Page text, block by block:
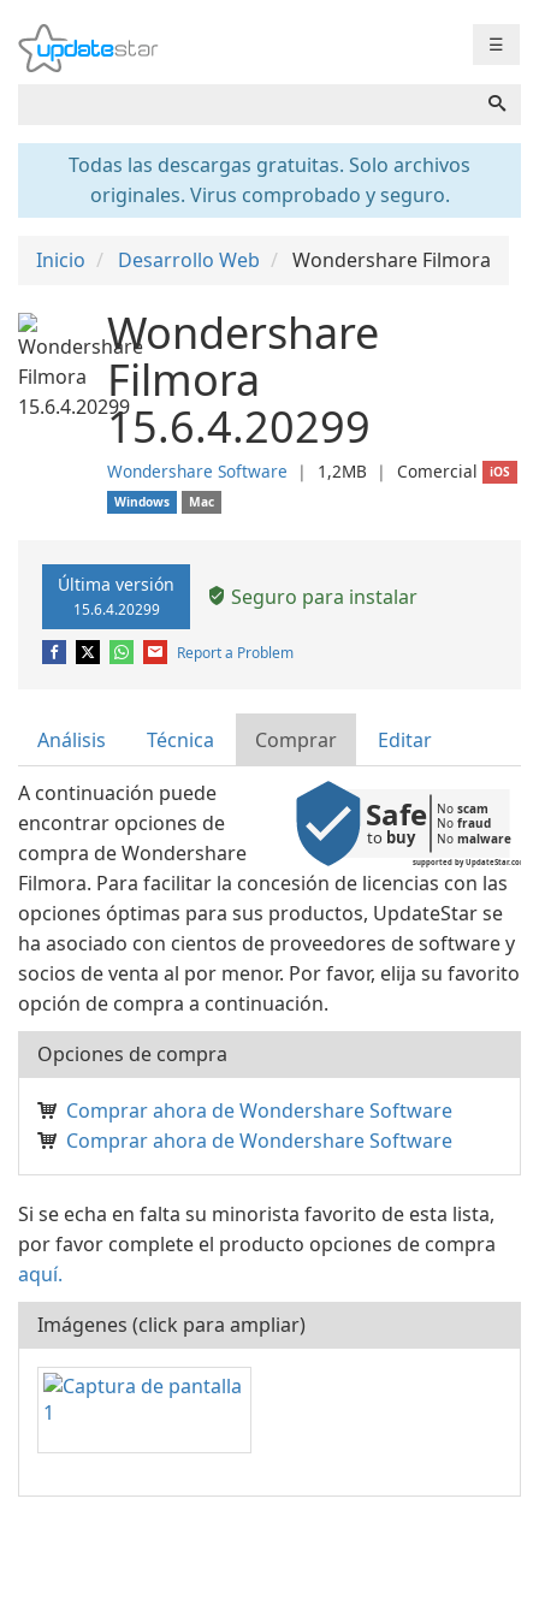
☰
Todas las descargas gratuitas. Solo archivos
originales. Virus comprobado y seguro.
Inicio Desarrollo Web Wondershare Filmora
Wondershare
Filmora
15.6.4.20299
Wondershare Software ❘ 1,2MB ❘ Comercial
iOS
Windows
Mac
Última versión
15.6.4.20299 Seguro para instalar
Report a Problem
Análisis Técnica Comprar Editar
supported by UpdateStar.com
Safe
to buy
No scam
No fraud
No malware
A continuación puede
encontrar opciones de
compra de Wondershare
Filmora. Para facilitar la concesión de licencias con las
opciones óptimas para sus productos, UpdateStar se
ha asociado con cientos de proveedores de software y
socios de venta al por menor. Por favor, elija su favorito
opción de compra a continuación.
Opciones de compra
Comprar ahora de Wondershare Software
Comprar ahora de Wondershare Software
Si se echa en falta su minorista favorito de esta lista,
por favor complete el producto opciones de compra
aquí.
Imágenes (click para ampliar)